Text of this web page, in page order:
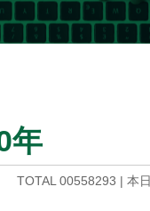
年
TOTAL 00558293 | 本